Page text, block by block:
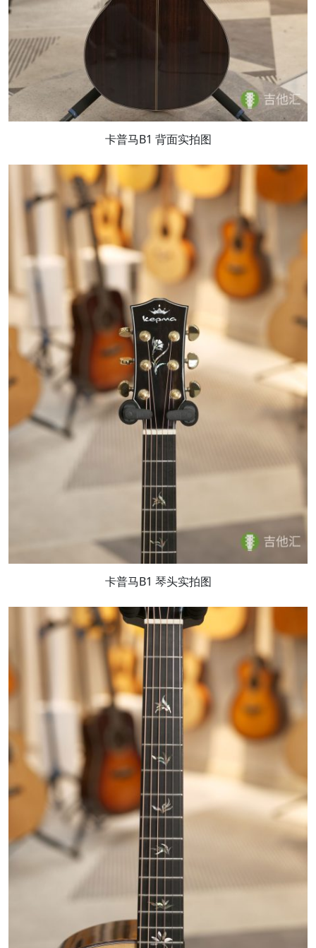
卡普马B1 背面实拍图
卡普马B1 琴头实拍图